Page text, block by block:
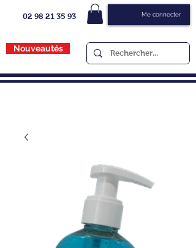
02 98 21 35 93 Me connecter
Nouveautés